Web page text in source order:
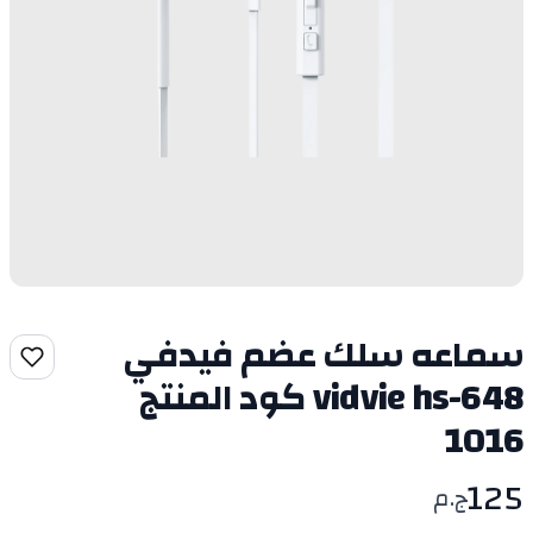
سماعه سلك عضم فيدفي
vidvie hs-648 كود المنتج
1016
125ج.م